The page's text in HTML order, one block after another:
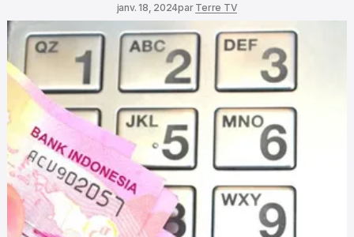
janv. 18, 2024par Terre TV